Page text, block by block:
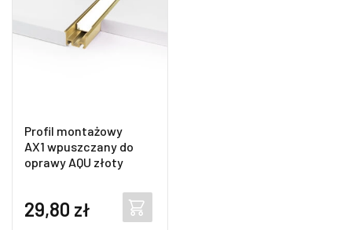
Profil montażowy
AX1 wpuszczany do
oprawy AQU złoty
29,80 zł